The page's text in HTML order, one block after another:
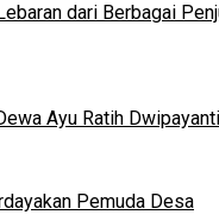
dari Berbagai
Ayu Ratih Dwipayanti
Pemuda Desa